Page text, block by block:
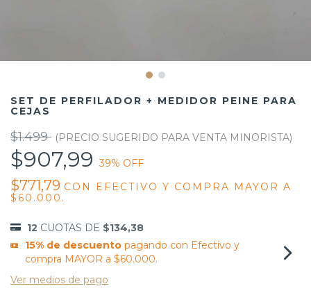
SET DE PERFILADOR + MEDIDOR PEINE PARA
CEJAS
$1.499
$907,9939% OFF
$771,79 CON
EFECTIVO Y COMPRA MAYOR A
$60.000.
12 CUOTAS DE $134,38
15% de descuentopagando con Efectivo y
compra MAYOR a $60.000.
Ver medios de pago